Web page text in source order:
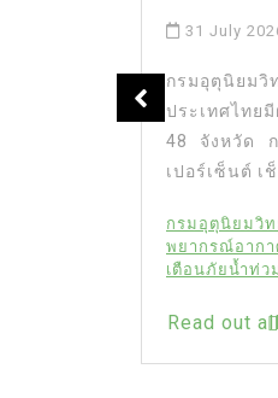
31 July
กรมอุตุนิยมวิ
ประเทศไทย
48 จังหวัด
เปอร์เซ็นต์ เ
กรมอุตุนิยมวิท
พยากรณ์อาก
เตือนภัยน้ำท่ว
Read out all